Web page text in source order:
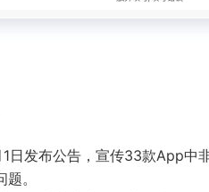
日发布公告，宣传33款App中
。